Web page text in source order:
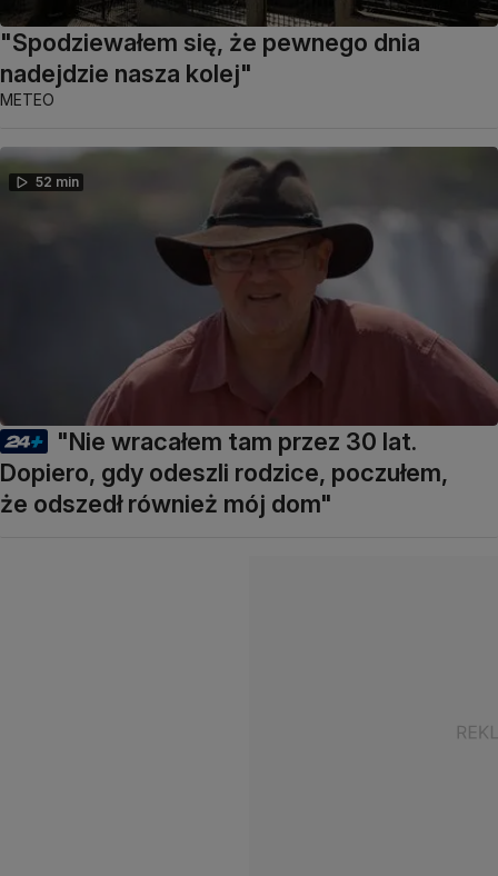
"Spodziewałem się, że pewnego dnia
nadejdzie nasza kolej"
METEO
52 min
"Nie wracałem tam przez 30 lat.
Dopiero, gdy odeszli rodzice, poczułem,
że odszedł również mój dom"